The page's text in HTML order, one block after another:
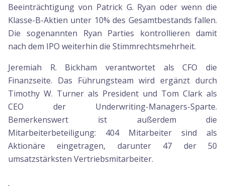
Beeinträchtigung von Patrick G. Ryan oder wenn die
Klasse-B-Aktien unter 10% des Gesamtbestands fallen.
Die sogenannten Ryan Parties kontrollieren damit
nach dem IPO weiterhin die Stimmrechtsmehrheit.
Jeremiah R. Bickham verantwortet als CFO die
Finanzseite. Das Führungsteam wird ergänzt durch
Timothy W. Turner als President und Tom Clark als
CEO der Underwriting-Managers-Sparte.
Bemerkenswert ist außerdem die
Mitarbeiterbeteiligung: 404 Mitarbeiter sind als
Aktionäre eingetragen, darunter 47 der 50
umsatzstärksten Vertriebsmitarbeiter.